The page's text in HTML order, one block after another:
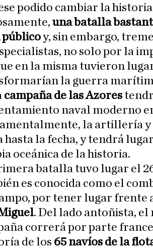
podido cambiar la
una batalla
públicoy, sin embargo,
no solo por la
en la misma tuvieron
la guerra
campaña de las Azores
naval moderno
la artillería y
hasta la fecha, y tendrá
oceánica de la historia.
batalla tuvo lugar el
es conocida como el
por tener lugar frente
. Del lado antoñista, el
correrá por parte
de los 65 navíos de la